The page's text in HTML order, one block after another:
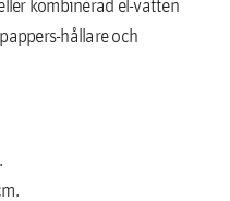
hållare och